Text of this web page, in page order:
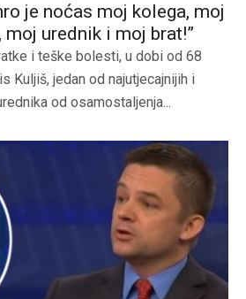
je noćas moj kolega, moj
urednik i moj brat!”
i teške bolesti, u dobi od 68
Kuljiš, jedan od najutjecajnijih i
od osamostaljenja...